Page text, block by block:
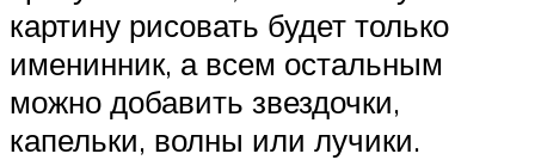
картину рисовать будет только
именинник, а всем остальным
можно добавить звездочки,
капельки, волны или лучики.